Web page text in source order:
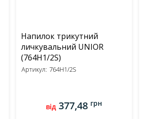
Напилок трикутний
личкувальний UNIOR
(764H1/2S)
Артикул: 764H1/2S
від377,48 грн